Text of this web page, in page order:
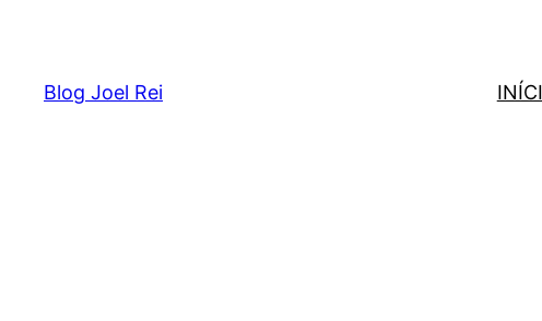
Blog Joel Rei